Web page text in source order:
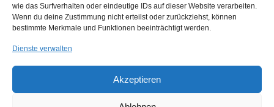
wie das Surfverhalten oder eindeutige IDs auf dieser Website verarbeiten.
Wenn du deine Zustimmung nicht erteilst oder zurückziehst, können
bestimmte Merkmale und Funktionen beeinträchtigt werden.
Dienste verwalten
Akzeptieren